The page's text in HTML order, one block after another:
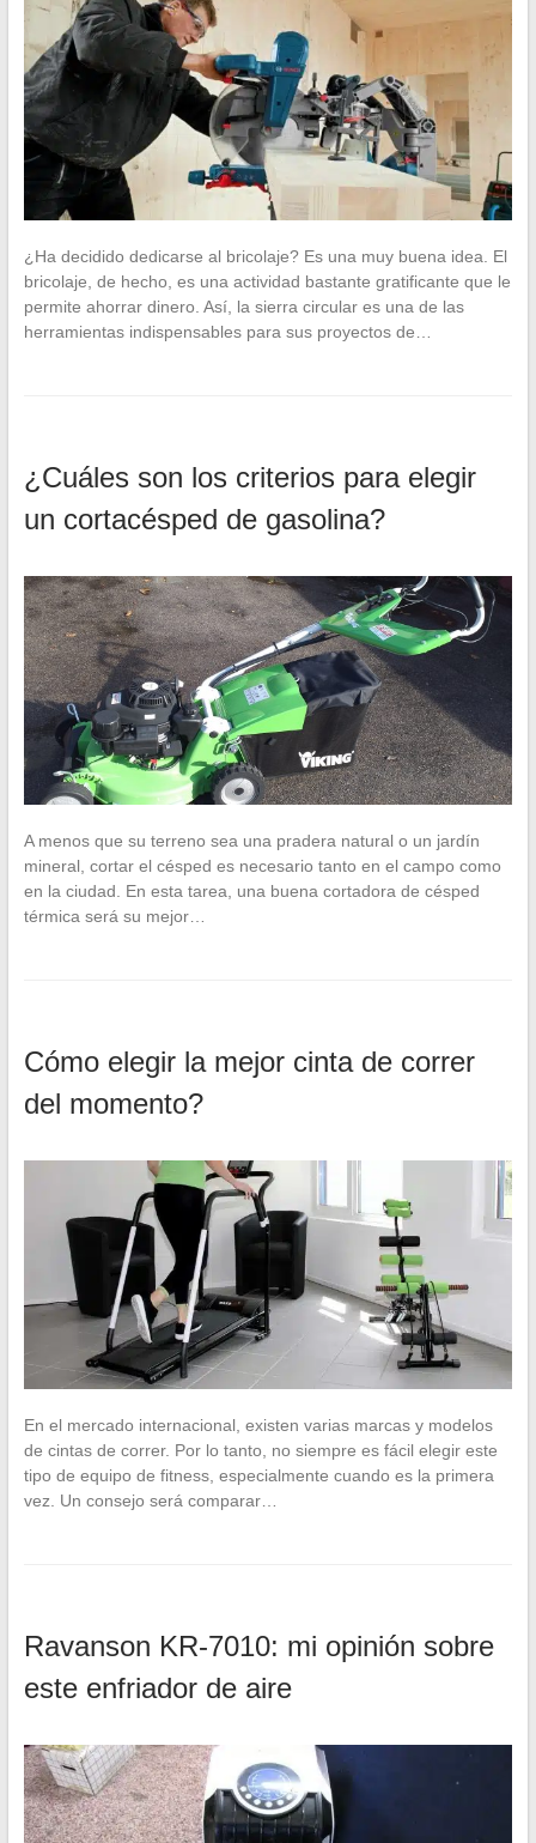
¿Ha decidido dedicarse al bricolaje? Es una muy buena idea. El
bricolaje, de hecho, es una actividad bastante gratificante que le
permite ahorrar dinero. Así, la sierra circular es una de las
herramientas indispensables para sus proyectos de…
¿Cuáles son los criterios para elegir
un cortacésped de gasolina?
A menos que su terreno sea una pradera natural o un jardín
mineral, cortar el césped es necesario tanto en el campo como
en la ciudad. En esta tarea, una buena cortadora de césped
térmica será su mejor…
Cómo elegir la mejor cinta de correr
del momento?
En el mercado internacional, existen varias marcas y modelos
de cintas de correr. Por lo tanto, no siempre es fácil elegir este
tipo de equipo de fitness, especialmente cuando es la primera
vez. Un consejo será comparar…
Ravanson KR-7010: mi opinión sobre
este enfriador de aire